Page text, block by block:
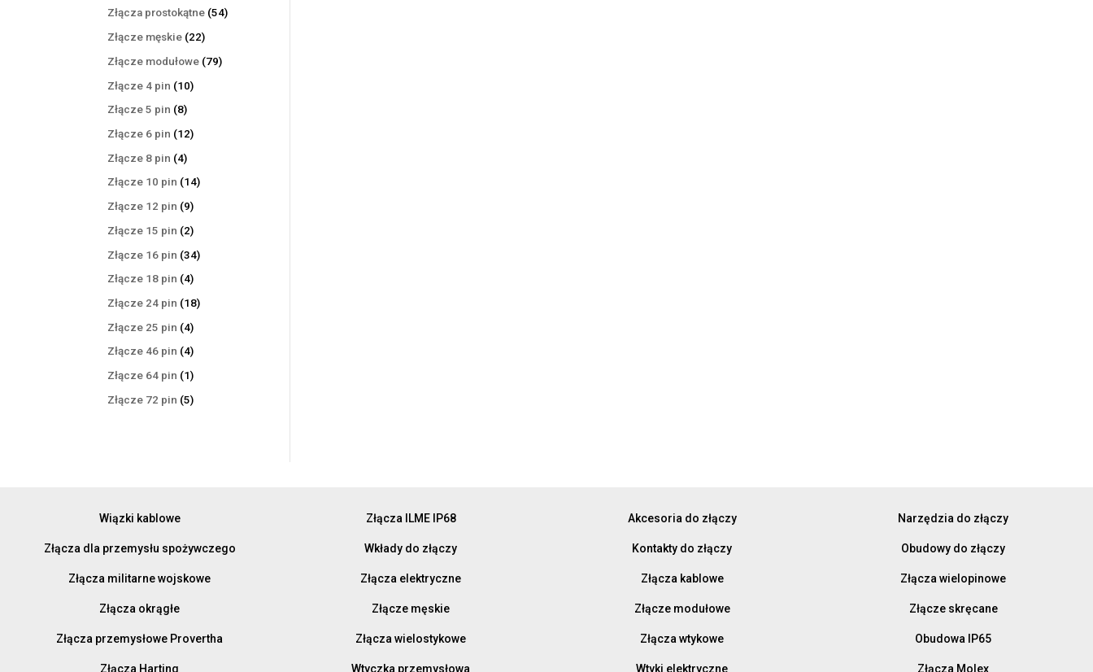
produktów
Złącza prostokątne 5454
Złącze męskie 2222
produkty
Złącze modułowe 7979
Złącze 4 pin 1010
Złącze 5 pin 88
produktów
Złącze 6 pin 1212
Złącze 8 pin 44
produkty
Złącze 10 pin 1414
Złącze 12 pin 99
produktów
Złącze 15 pin 22
produkty
Złącze 16 pin 3434
Złącze 18 pin 44
produkty
Złącze 24 pin 1818
Złącze 25 pin 44
produkty
Złącze 46 pin 44
produkty
Złącze 64 pin 11
produkt
Złącze 72 pin 55
Wiązki kablowe
Złącza dla przemysłu spożywczego
Złącza militarne wojskowe
Złącza okrągłe
Złącza przemysłowe Provertha
Złącza Harting
Złącza ILME IP68
Wkłady do złączy
Złącza elektryczne
Złącze męskie
Złącza wielostykowe
Wtyczka przemysłowa
Akcesoria do złączy
Kontakty do złączy
Złącza kablowe
Złącze modułowe
Złącza wtykowe
Wtyki elektryczne
Narzędzia do złączy
Obudowy do złączy
Złącza wielopinowe
Złącze skręcane
Obudowa IP65
Złącza Molex